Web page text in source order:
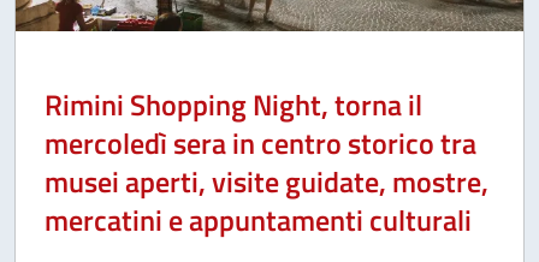
Rimini Shopping Night, torna il
mercoledì sera in centro storico tra
musei aperti, visite guidate, mostre,
mercatini e appuntamenti culturali